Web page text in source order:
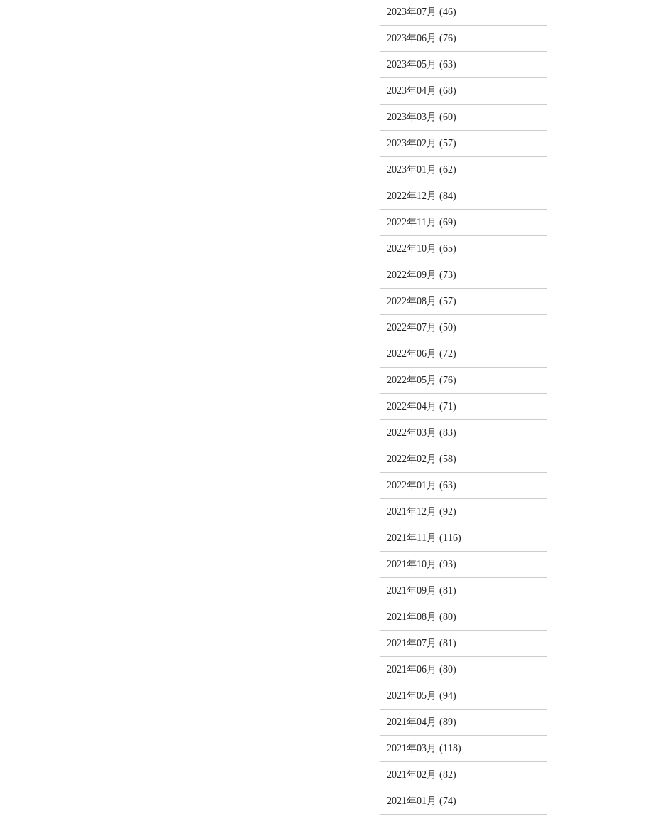
2023年07月 (46)
2023年06月 (76)
2023年05月 (63)
2023年04月 (68)
2023年03月 (60)
2023年02月 (57)
2023年01月 (62)
2022年12月 (84)
2022年11月 (69)
2022年10月 (65)
2022年09月 (73)
2022年08月 (57)
2022年07月 (50)
2022年06月 (72)
2022年05月 (76)
2022年04月 (71)
2022年03月 (83)
2022年02月 (58)
2022年01月 (63)
2021年12月 (92)
2021年11月 (116)
2021年10月 (93)
2021年09月 (81)
2021年08月 (80)
2021年07月 (81)
2021年06月 (80)
2021年05月 (94)
2021年04月 (89)
2021年03月 (118)
2021年02月 (82)
2021年01月 (74)